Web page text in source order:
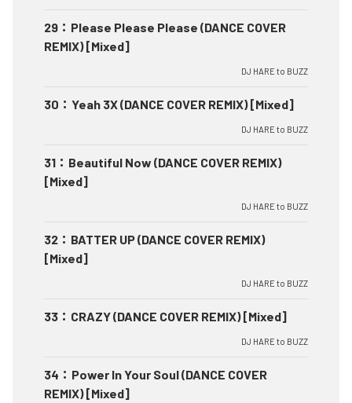
29 ： Please Please Please (DANCE COVER
REMIX) [Mixed]
DJ HARE to BUZZ
30 ： Yeah 3X (DANCE COVER REMIX) [Mixed]
DJ HARE to BUZZ
31 ： Beautiful Now (DANCE COVER REMIX)
[Mixed]
DJ HARE to BUZZ
32 ： BATTER UP (DANCE COVER REMIX)
[Mixed]
DJ HARE to BUZZ
33 ： CRAZY (DANCE COVER REMIX) [Mixed]
DJ HARE to BUZZ
34 ： Power In Your Soul (DANCE COVER
REMIX) [Mixed]